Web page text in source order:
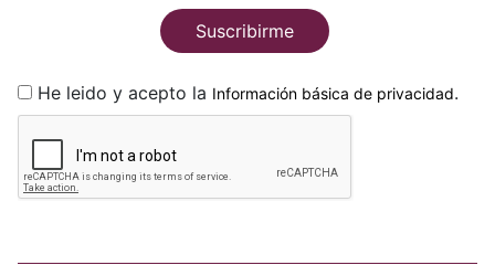
Suscribirme
He leido y acepto la Información básica de privacidad.